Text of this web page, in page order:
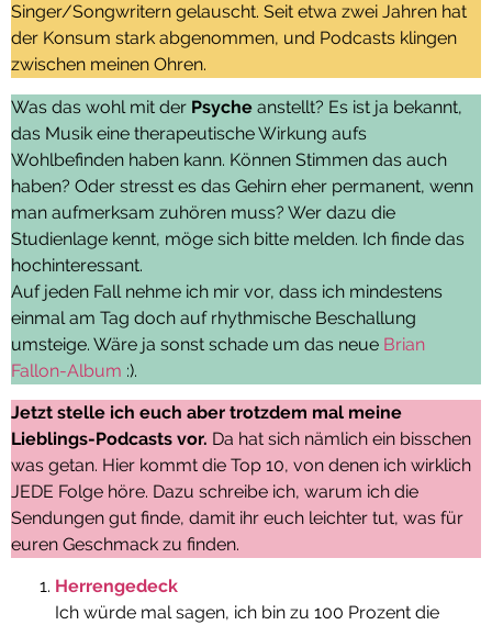
Singer/Songwritern gelauscht. Seit etwa zwei Jahren hat
der Konsum stark abgenommen, und Podcasts klingen
zwischen meinen Ohren.
Was das wohl mit der Psyche anstellt? Es ist ja bekannt,
das Musik eine therapeutische Wirkung aufs
Wohlbefinden haben kann. Können Stimmen das auch
haben? Oder stresst es das Gehirn eher permanent, wenn
man aufmerksam zuhören muss? Wer dazu die
Studienlage kennt, möge sich bitte melden. Ich finde das
hochinteressant.
Auf jeden Fall nehme ich mir vor, dass ich mindestens
einmal am Tag doch auf rhythmische Beschallung
umsteige. Wäre ja sonst schade um das neue Brian
Fallon-Album :).
Jetzt stelle ich euch aber trotzdem mal meine
Lieblings-Podcasts vor. Da hat sich nämlich ein bisschen
was getan. Hier kommt die Top 10, von denen ich wirklich
JEDE Folge höre. Dazu schreibe ich, warum ich die
Sendungen gut finde, damit ihr euch leichter tut, was für
euren Geschmack zu finden.
Herrengedeck
Ich würde mal sagen, ich bin zu 100 Prozent die